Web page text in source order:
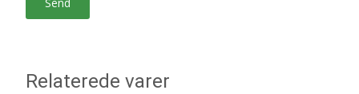
Relaterede varer